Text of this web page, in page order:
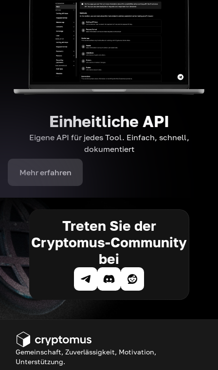
Einheitliche API
Eigene API für jedes Tool. Einfach, schnell,
dokumentiert
Mehr erfahren
Treten Sie der
Cryptomus-Community
bei
Gemeinschaft, Zuverlässigkeit, Motivation,
Unterstützung.